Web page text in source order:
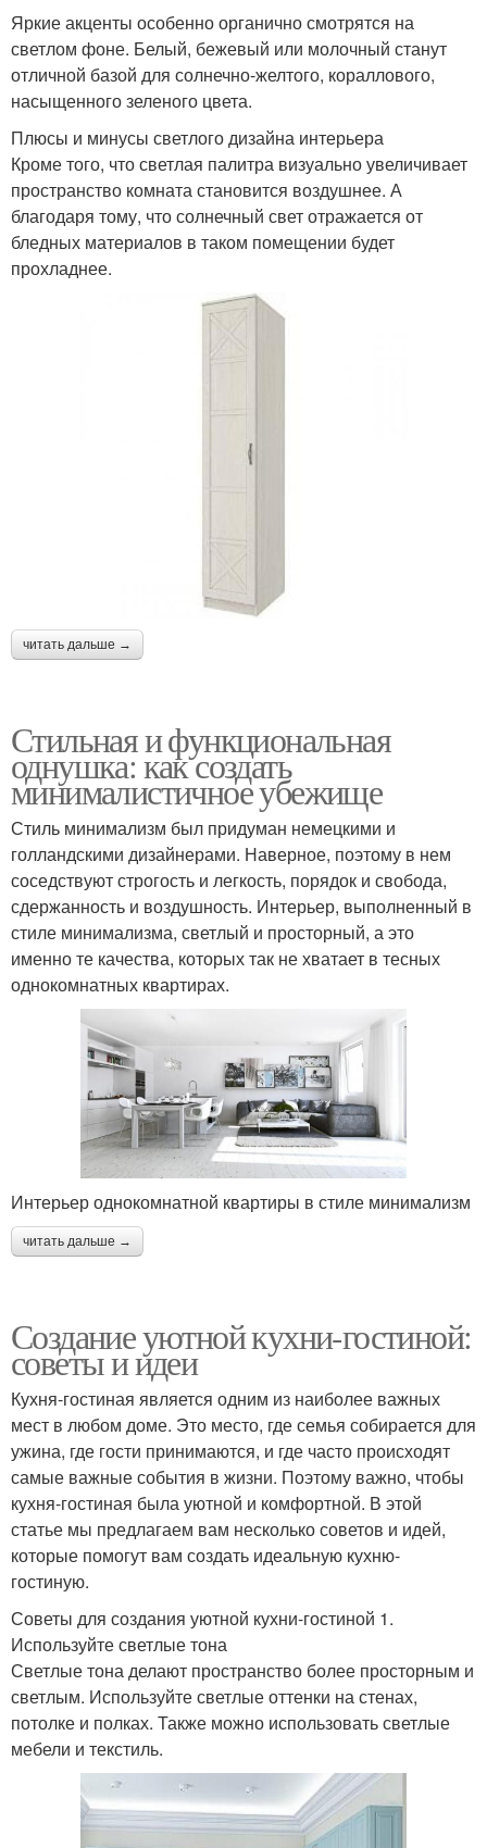
Яркие акценты особенно органично смотрятся на
светлом фоне. Белый, бежевый или молочный станут
отличной базой для солнечно-желтого, кораллового,
насыщенного зеленого цвета.
Плюсы и минусы светлого дизайна интерьера
Кроме того, что светлая палитра визуально увеличивает
пространство комната становится воздушнее. А
благодаря тому, что солнечный свет отражается от
бледных материалов в таком помещении будет
прохладнее.
читать дальше →
Стильная и функциональная
однушка: как создать
минималистичное убежище
Стиль минимализм был придуман немецкими и
голландскими дизайнерами. Наверное, поэтому в нем
соседствуют строгость и легкость, порядок и свобода,
сдержанность и воздушность. Интерьер, выполненный в
стиле минимализма, светлый и просторный, а это
именно те качества, которых так не хватает в тесных
однокомнатных квартирах.
Интерьер однокомнатной квартиры в стиле минимализм
читать дальше →
Создание уютной кухни-гостиной:
советы и идеи
Кухня-гостиная является одним из наиболее важных
мест в любом доме. Это место, где семья собирается для
ужина, где гости принимаются, и где часто происходят
самые важные события в жизни. Поэтому важно, чтобы
кухня-гостиная была уютной и комфортной. В этой
статье мы предлагаем вам несколько советов и идей,
которые помогут вам создать идеальную кухню-
гостиную.
Советы для создания уютной кухни-гостиной 1.
Используйте светлые тона
Светлые тона делают пространство более просторным и
светлым. Используйте светлые оттенки на стенах,
потолке и полках. Также можно использовать светлые
мебели и текстиль.